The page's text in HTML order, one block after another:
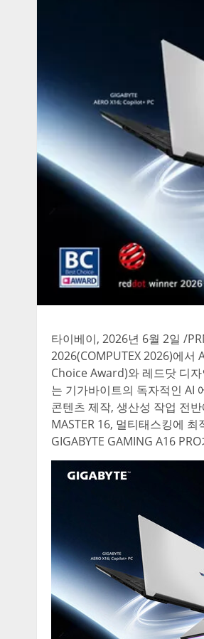
타이베이, 2026년 6월 2일 /
2026(COMPUTEX 2026)에서
Choice Award)와 레드닷 디
는 기가바이트의 독자적인 AI
콘텐츠 제작, 생산성 작업 전
MASTER 16, 멀티태스킹에
GIGABYTE GAMING A16